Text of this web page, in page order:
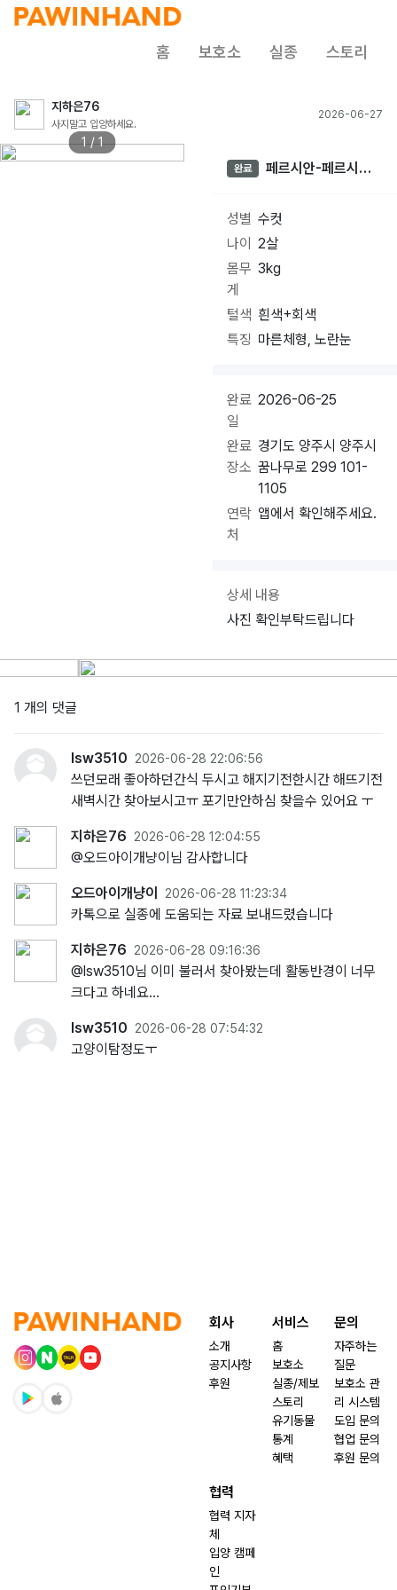
홈 보호소 실종 스토리
지하은76
사지말고 입양하세요.
2026-06-27
1 / 1
완료
페르시안-페르시안
성별 수컷
나이
2살
몸무
게
3kg
털색 흰색+회색
특징 마른체형, 노란눈
완료
일
2026-06-25
완료
장소
경기도 양주시 양주시
꿈나무로 299 101-
1105
연락
처
앱에서 확인해주세요.
상세 내용
사진 확인부탁드립니다
1 개의 댓글
lsw3510 2026-06-28 22:06:56
쓰던모래 좋아하던간식 두시고 해지기전한시간 해뜨기전
새벽시간 찾아보시고ㅠ 포기만안하심 찾을수 있어요 ㅜ
지하은76 2026-06-28 12:04:55
@오드아이개냥이님 감사합니다
오드아이개냥이 2026-06-28 11:23:34
카톡으로 실종에 도움되는 자료 보내드렸습니다
지하은76 2026-06-28 09:16:36
@lsw3510님 이미 불러서 찾아봤는데 활동반경이 너무
크다고 하네요…
lsw3510 2026-06-28 07:54:32
고양이탐정도ㅜ
회사
소개
공지사항
후원
서비스
홈
보호소
실종/제보
스토리
유기동물
통계
혜택
문의
자주하는
질문
보호소 관
리 시스템
도입 문의
협업 문의
후원 문의
협력
협력 지자
체
입양 캠페
인